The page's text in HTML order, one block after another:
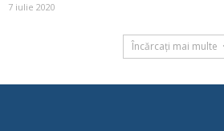
7 iulie 2020
Încărcați mai multe